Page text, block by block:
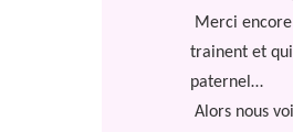
Merci
trainent et
paternel…
Alors nous